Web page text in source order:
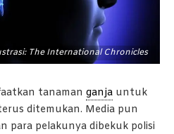
The International Chronicles
tanaman ganja untuk
ditemukan. Media pun
para pelakunya dibekuk polisi